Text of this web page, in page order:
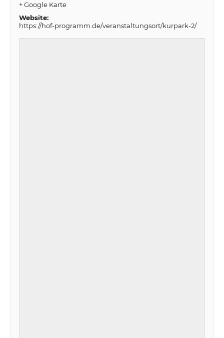
+ Google Karte
Website:
https://hof-programm.de/veranstaltungsort/kurpark-2/